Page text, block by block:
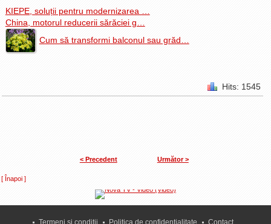
KIEPE, soluții pentru modernizarea …
China, motorul reducerii sărăciei g…
Cum să transformi balconul sau grăd…
Hits: 1545
< Precedent Următor >
[ Înapoi ]
Termeni şi condiţii Politica de confidenţialitate Contact